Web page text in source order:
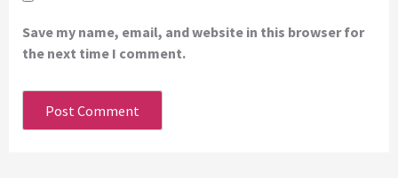
Save my name, email, and website in this browser for
the next time I comment.